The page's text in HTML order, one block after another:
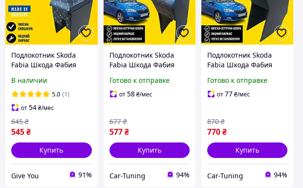
Подлокотник Skoda
Fabia Шкода Фабия
тюнинг салона обвес
Tuning аксессуары
В наличии
5.0 (1)
от54₴/мес
545₴
645 ₴
Купить
Give You 91%
Подлокотник Skoda
Fabia Шкода Фабия
тюнинг салона обвес
Бокс бардачок Tuning
Готово к отправке
от58 ₴/мес
577 ₴
677 ₴
Купить
Car-Tuning 94%
Подлокотник Skoda
Fabia Шкода Фабия
тюнинг салона обвес
Бокс бардачок Tuning
Готово к отправке
от77₴/мес
770₴
870 ₴
Купить
Car-Tuning 94%